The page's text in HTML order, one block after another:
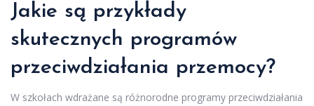
Jakie są przykłady
skutecznych programów
przeciwdziałania przemocy?
W szkołach wdrażane są różnorodne programy przeciwdziałania